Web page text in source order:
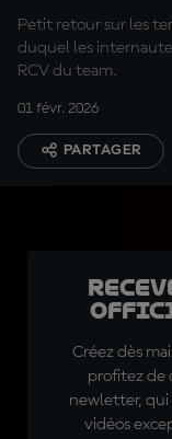
Petit retour sur les
duquel les
RCV du team.
01 févr. 2026
PARTAGER
Créez dès
profitez de
newletter, qui
vidéos